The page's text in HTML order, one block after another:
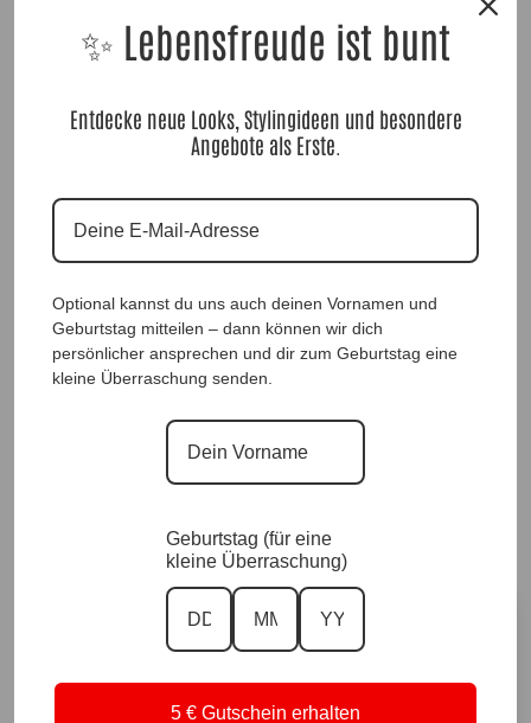
Material:
50% Leinen
Designkleid „Elegant Breeze“ |Gr. UNI 36-
42/44|, Anr.: 3663
Sofort für dich verfügbar ✨
Versand in 1–3 Arbeitstagen
✨ Lebensfreude ist bunt
Entdecke neue Looks, Stylingideen und besondere
Angebote als Erste.
Optional kannst du uns auch deinen Vornamen und
Geburtstag mitteilen – dann können wir dich
persönlicher ansprechen und dir zum Geburtstag eine
kleine Überraschung senden.
Geburtstag (für eine
kleine Überraschung)
5 € Gutschein erhalten